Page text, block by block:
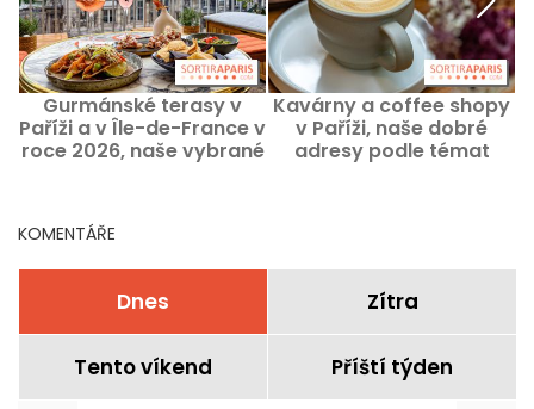
Gurmánské terasy v
Paříži a v Île-de-France v
roce 2026, naše vybrané
Kavárny a coffee shopy
v Paříži, naše dobré
adresy podle témat
KOMENTÁŘE
Dnes Zítra
Tento víkend Příští týden